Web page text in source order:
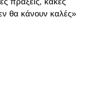
πράξεις, κακές
θα κάνουν καλές»